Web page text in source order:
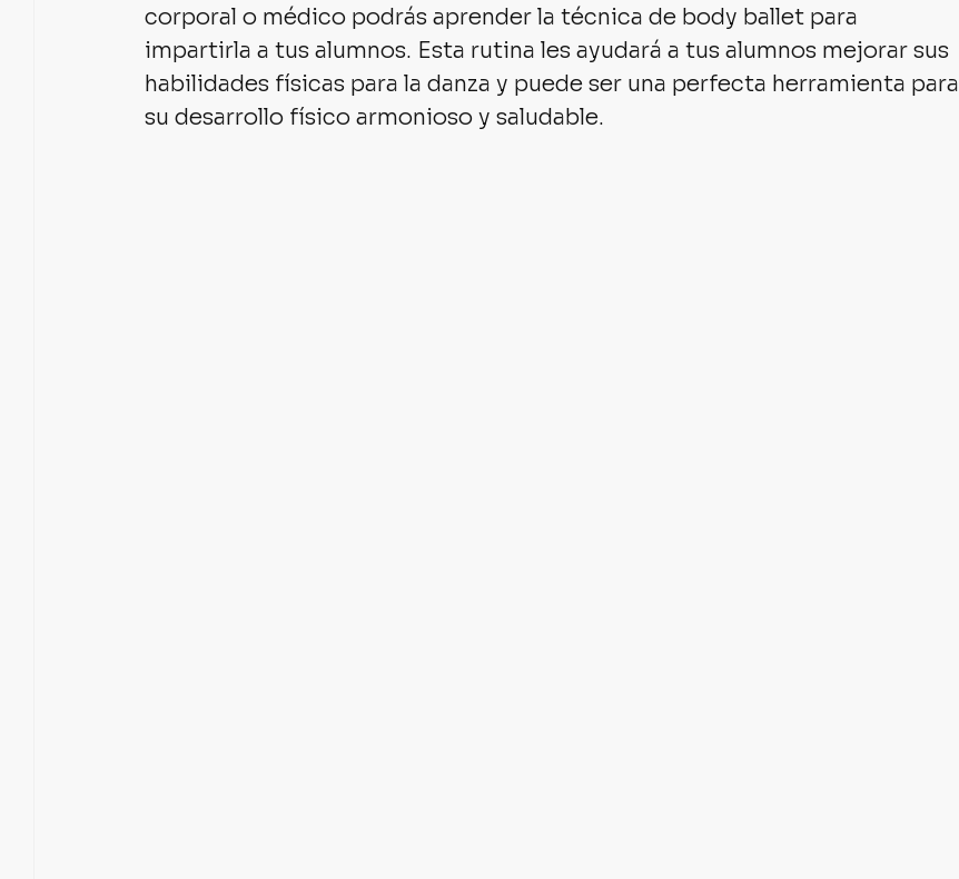
corporal o médico podrás aprender la técnica de body ballet para
impartirla a tus alumnos. Esta rutina les ayudará a tus alumnos mejorar sus
habilidades físicas para la danza y puede ser una perfecta herramienta para
su desarrollo físico armonioso y saludable.